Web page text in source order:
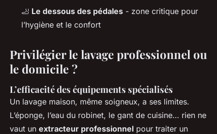
🦶 Le dessous des pédales - zone critique pour
l’hygiène et le confort
Privilégier le lavage professionnel ou
le domicile ?
L’efficacité des équipements spécialisés
Un lavage maison, même soigneux, a ses limites.
L’éponge, l’eau du robinet, le gant de cuisine… rien ne
vaut un extracteur professionnel pour traiter un